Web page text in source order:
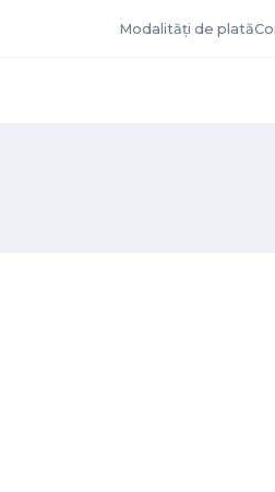
Modalități de plată